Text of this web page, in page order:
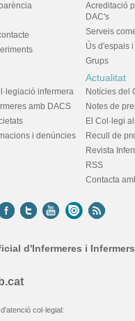
Acreditació
DAC's
Serveis
Ús d'espais
Grups
infermera
amb DACS
i denúncies
Actualitat
Notícies del
Notes de
El Col·legi
Recull de
Revista
RSS
Contacta
d'Infermeres i
col·legial: